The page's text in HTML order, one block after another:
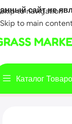
Skip to navigation
Skip to main content
сайт не
Каталог